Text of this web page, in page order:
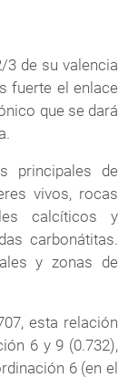
3 de su valencia
fuerte el enlace
que se dará
principales de
vivos, rocas
calcíticos y
carbonátitas.
y zonas de
esta relación
6 y 9 (0.732),
6 (en el